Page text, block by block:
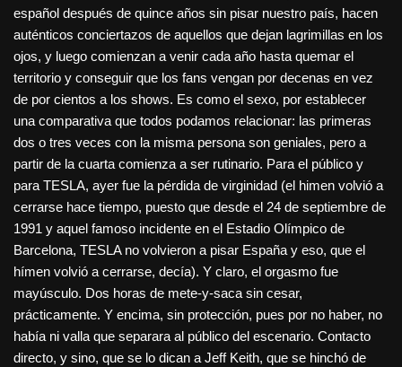
español después de quince años sin pisar nuestro país, hacen
auténticos conciertazos de aquellos que dejan lagrimillas en los
ojos, y luego comienzan a venir cada año hasta quemar el
territorio y conseguir que los fans vengan por decenas en vez
de por cientos a los shows. Es como el sexo, por establecer
una comparativa que todos podamos relacionar: las primeras
dos o tres veces con la misma persona son geniales, pero a
partir de la cuarta comienza a ser rutinario. Para el público y
para TESLA, ayer fue la pérdida de virginidad (el himen volvió a
cerrarse hace tiempo, puesto que desde el 24 de septiembre de
1991 y aquel famoso incidente en el Estadio Olímpico de
Barcelona, TESLA no volvieron a pisar España y eso, que el
hímen volvió a cerrarse, decía). Y claro, el orgasmo fue
mayúsculo. Dos horas de mete-y-saca sin cesar,
prácticamente. Y encima, sin protección, pues por no haber, no
había ni valla que separara al público del escenario. Contacto
directo, y sino, que se lo dican a Jeff Keith, que se hinchó de